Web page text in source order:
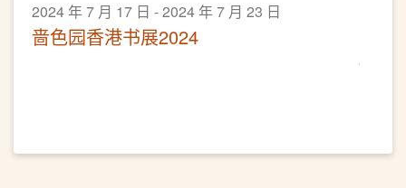
2024 年 7 月 17 日 - 2024 年 7 月 23 日
啬色园香港书展2024